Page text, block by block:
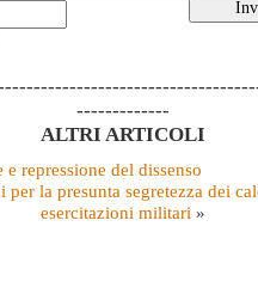
-------------
ALTRI ARTICOLI
repressione del dissenso
per la presunta segretezza dei
esercitazioni militari »